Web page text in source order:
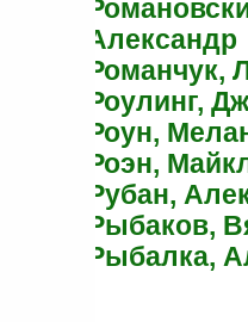
Александр
Романчук,
Роулинг,
Роун,
Роэн,
Рубан,
Рыбаков,
Рыбалка,